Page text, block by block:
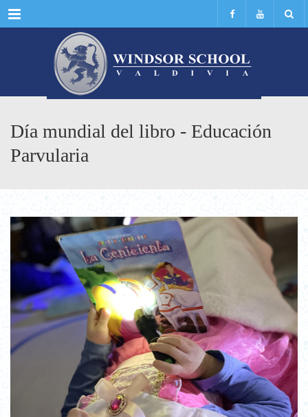
Menu
Día mundial del libro - Educación
Parvularia